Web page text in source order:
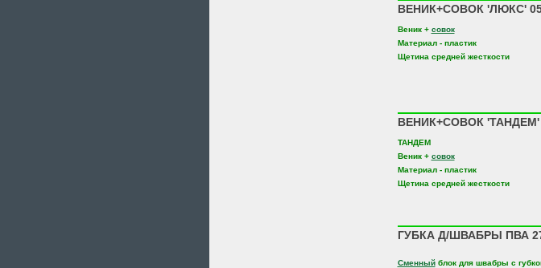
ВЕНИК+СОВОК 'ЛЮКС'
Веник + совок
Материал - пластик
Щетина средней жесткости
ВЕНИК+СОВОК 'ТАНДЕМ'
ТАНДЕМ
Веник + совок
Материал - пластик
Щетина средней жесткости
ГУБКА Д/ШВАБРЫ ПВА
Сменныйблок для швабры с